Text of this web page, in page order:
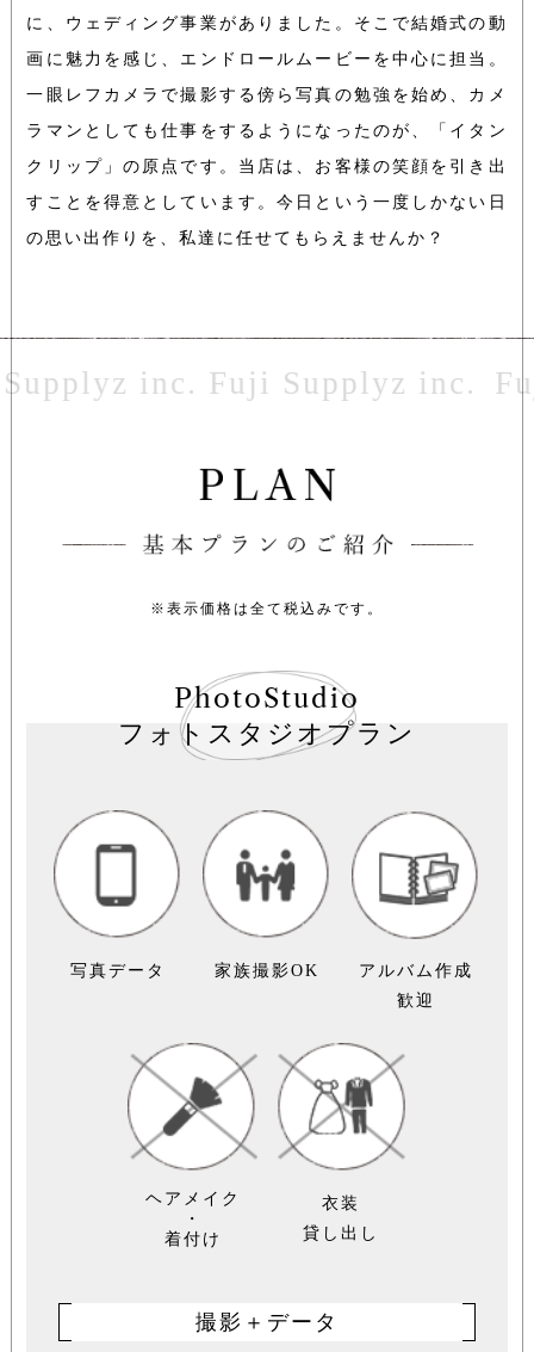
に、ウェディング事業がありました。そこで結婚式の動
画に魅力を感じ、エンドロールムービーを中心に担当。
一眼レフカメラで撮影する傍ら写真の勉強を始め、カメ
ラマンとしても仕事をするようになったのが、「イタン
クリップ」の原点です。当店は、お客様の笑顔を引き出
すことを得意としています。今日という一度しかない日
の思い出作りを、私達に任せてもらえませんか？
Fuji
※表示価格は全て税込みです。
PhotoStudio
フォトスタジオプラン
写真データ 家族撮影OK
アルバム作成
歓迎
ヘアメイク
・
着付け
衣装
貸し出し
撮影＋データ